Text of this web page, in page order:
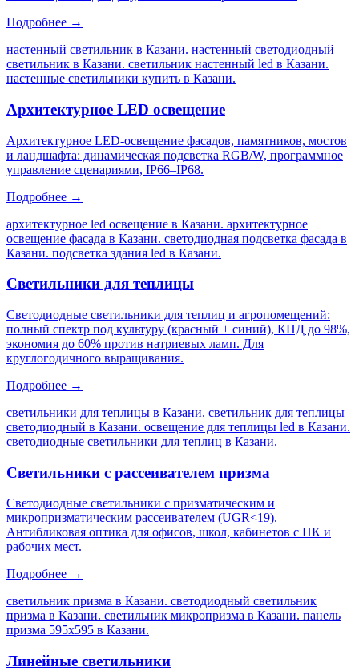
Подробнее →
настенный светильник в Казани. настенный светодиодный
светильник в Казани. светильник настенный led в Казани.
настенные светильники купить в Казани.
Архитектурное LED освещение
Архитектурное LED-освещение фасадов, памятников, мостов
и ландшафта: динамическая подсветка RGB/W, программное
управление сценариями, IP66–IP68.
Подробнее →
архитектурное led освещение в Казани. архитектурное
освещение фасада в Казани. светодиодная подсветка фасада в
Казани. подсветка здания led в Казани.
Светильники для теплицы
Светодиодные светильники для теплиц и агропомещений:
полный спектр под культуру (красный + синий), КПД до 98%,
экономия до 60% против натриевых ламп. Для
круглогодичного выращивания.
Подробнее →
светильники для теплицы в Казани. светильник для теплицы
светодиодный в Казани. освещение для теплицы led в Казани.
светодиодные светильники для теплиц в Казани.
Светильники с рассеивателем призма
Светодиодные светильники с призматическим и
микропризматическим рассеивателем (UGR<19).
Антибликовая оптика для офисов, школ, кабинетов с ПК и
рабочих мест.
Подробнее →
светильник призма в Казани. светодиодный светильник
призма в Казани. светильник микропризма в Казани. панель
призма 595х595 в Казани.
Линейные светильники